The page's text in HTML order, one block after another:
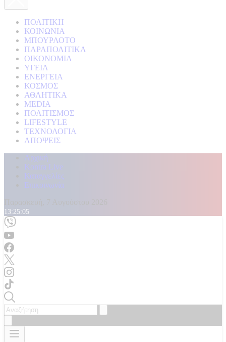
ΠΟΛΙΤΙΚΗ
ΚΟΙΝΩΝΙΑ
ΜΠΟΥΡΛΟΤΟ
ΠΑΡΑΠΟΛΙΤΙΚΑ
ΟΙΚΟΝΟΜΙΑ
ΥΓΕΙΑ
ΕΝΕΡΓΕΙΑ
ΚΟΣΜΟΣ
ΑΘΛΗΤΙΚΑ
MEDIA
ΠΟΛΙΤΙΣΜΟΣ
LIFESTYLE
ΤΕΧΝΟΛΟΓΙΑ
ΑΠΟΨΕΙΣ
Αρχική
Kontra Live
Καταγγελίες
Επικοινωνία
13:25:07